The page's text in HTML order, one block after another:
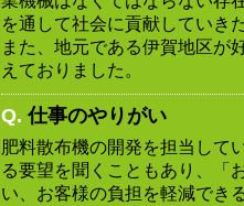
を通して社会に貢献していき
また、地元である伊賀地区が
えておりました。
Q. 仕事のやりがい
肥料散布機の開発を担当して
る要望を聞くこともあり、「
い、お客様の負担を軽減でき